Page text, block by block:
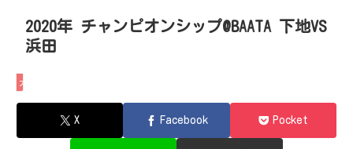
2020年 チャンピオンシップ@BAATA 下地VS
浜田
大会動画
X Facebook Pocket